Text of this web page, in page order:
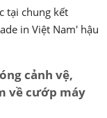
tại chung kết
in Việt Nam' hậu
cảnh vệ,
về cướp máy